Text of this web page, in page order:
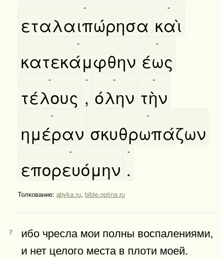
εταλαιπώρησα
-
καὶ
-
κατεκάμφθην
-
έως
-
τέλους
-
,
-
όλην
-
τὴν
-
ημέραν
-
σκυθρωπάζων
-
επορευόμην
-
.
-
Толкование: abyka.ru, bible.optina.ru
7
ибо чресла мои полны воспалениями,
и нет целого места в плоти моей.